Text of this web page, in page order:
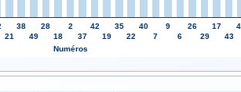
21
38
49
28
18
2
37
42
19
35
22
40
7
9
6
26
29
17
43
Numéros